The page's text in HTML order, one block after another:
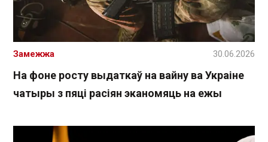
На фоне росту выдаткаў на вайну ва Украіне
чатыры з пяці расіян эканомяць на ежы
Замежжа 30.06.2026